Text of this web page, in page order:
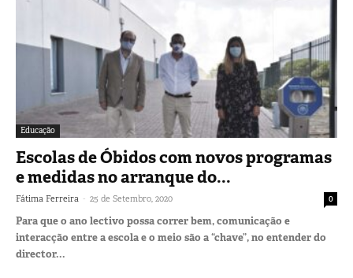
Educação
Escolas de Óbidos com novos programas
e medidas no arranque do...
Fátima Ferreira - 25 de Setembro, 2020 0
Para que o ano lectivo possa correr bem, comunicação e
interacção entre a escola e o meio são a “chave”, no entender do
director...